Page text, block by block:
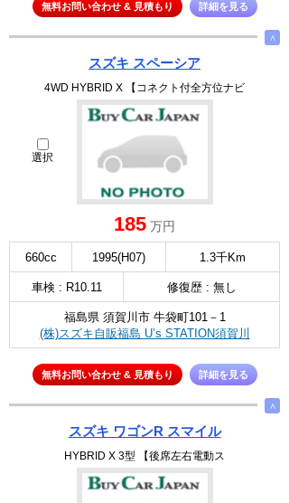
無料お問い合わせ & 見積もり 詳細を見る
∧
スズキ スペーシア
4WD HYBRID X 【コネクト付全方位ナビ
選択
185 万円
660cc 1995(H07) 1.3千Km
車検 : R10.11 修復歴 : 無し
福島県 須賀川市 牛袋町101－1
(株)スズキ自販福島 U’s STATION須賀川
無料お問い合わせ & 見積もり 詳細を見る
∧
スズキ ワゴンR スマイル
HYBRID X 3型 【後席左右電動ス